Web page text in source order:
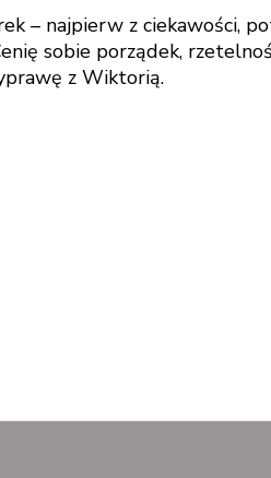
– najpierw z ciekawości,
sobie porządek,
z Wiktorią.